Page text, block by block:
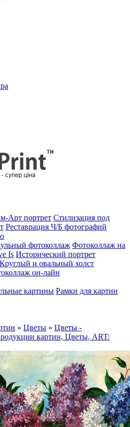
Арт портрет Стилизация под
Реставрация Ч/Б фотографий
фотоколлаж Фотоколлаж на
Is Исторический портрет
Круглый и овальный холст
он-лайн
картины Рамки для картин
» Цветы » Цветы -
картин, Цветы, ART: